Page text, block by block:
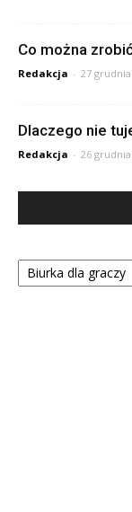
Co można
Redakcja - 27 grudnia
Dlaczego nie
Redakcja - 26 grudnia
Kategorie